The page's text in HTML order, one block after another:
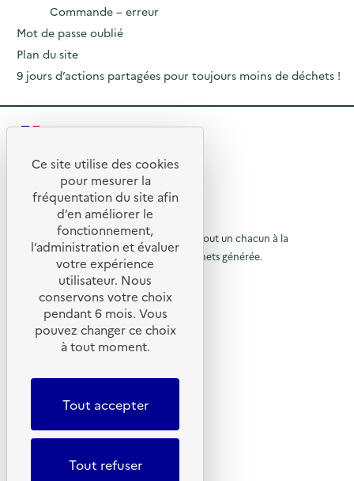
Commande – erreur
Mot de passe oublié
Plan du site
9 jours d’actions partagées pour toujours moins de déchets !
R
e
t
o
u
r
à
l
a
g
e
© 2026 SERD
L’objectif de la SERD est de sensibiliser tout un chacun à la
nécessité de réduire la quantité de déchets générée.
SUIVEZ-NOUS
X (anciennement Twitter)
Linkedin
Instagram
LIENS UTILES
Qu’est-ce que la SERD ?
Actualités
Nous contacter
Lettres d’information ADEME
Ce site utilise des cookies
pour mesurer la
fréquentation du site afin
d’en améliorer le
fonctionnement,
l’administration et évaluer
votre expérience
utilisateur. Nous
conservons votre choix
pendant 6 mois. Vous
pouvez changer ce choix
à tout moment.
Tout accepter
Tout refuser